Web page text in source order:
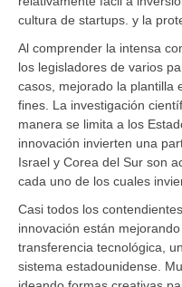
cultura de startups. y la
Al comprender la intensa
los legisladores de varios
casos, mejorado la plantilla
fines. La investigación
manera se limita a los
innovación invierten una
Israel y Corea del Sur son
cada uno de los cuales
Casi todos los
innovación están
transferencia tecnológica,
sistema estadounidense.